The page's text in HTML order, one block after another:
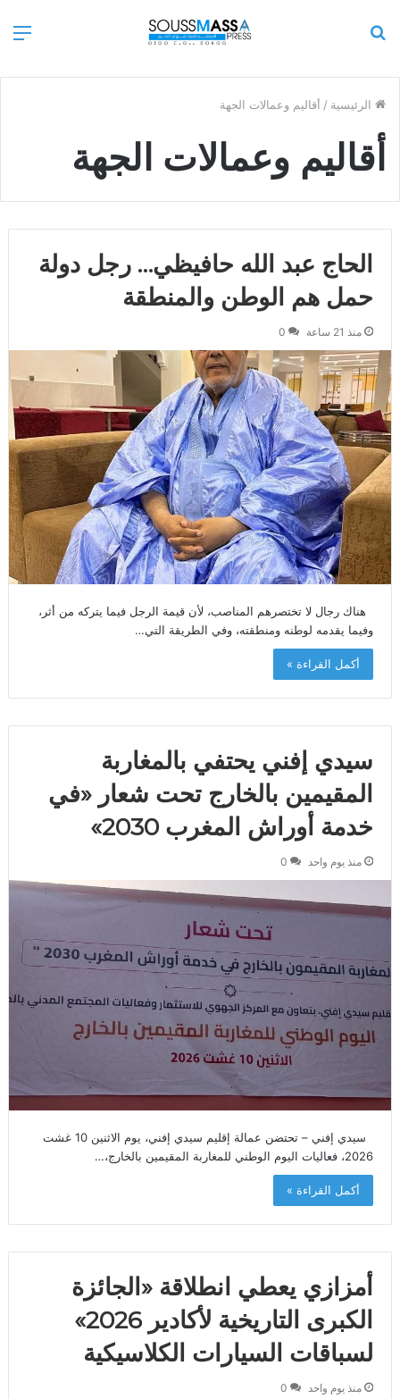
الرئيسية / أقاليم وعمالات الجهة
أقاليم وعمالات الجهة
الحاج عبد الله حافيظي… رجل دولة
حمل هم الوطن والمنطقة
منذ 21 ساعة 0
هناك رجال لا تختصرهم المناصب، لأن قيمة الرجل فيما يتركه من أثر،
وفيما يقدمه لوطنه ومنطقته، وفي الطريقة التي…
أكمل القراءة »
سيدي إفني يحتفي بالمغاربة
المقيمين بالخارج تحت شعار «في
خدمة أوراش المغرب 2030»
منذ يوم واحد 0
سيدي إفني – تحتضن عمالة إقليم سيدي إفني، يوم الاثنين 10 غشت
2026، فعاليات اليوم الوطني للمغاربة المقيمين بالخارج،…
أكمل القراءة »
أمزازي يعطي انطلاقة «الجائزة
الكبرى التاريخية لأكادير 2026»
لسباقات السيارات الكلاسيكية
منذ يوم واحد 0